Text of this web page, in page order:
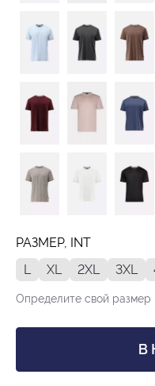
РАЗМЕР, INT
L
XL 2XL 3XL
Определите свой размер
В